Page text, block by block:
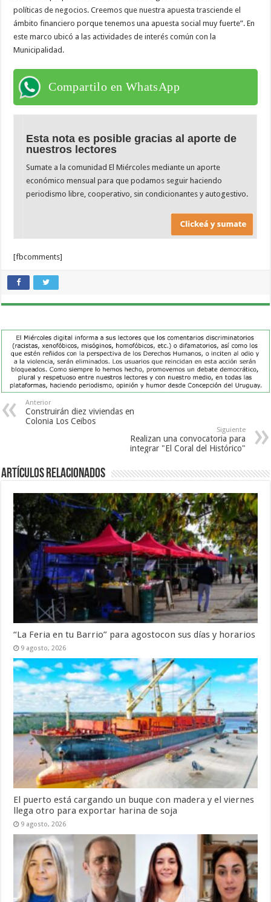
políticas de negocios. Creemos que nuestra apuesta trasciende el
ámbito financiero porque tenemos una apuesta social muy fuerte”. En
este marco ubicó a las actividades de interés común con la
Municipalidad.
Compartilo en WhatsApp
Esta nota es posible gracias al aporte de
nuestros lectores
Sumate a la comunidad El Miércoles mediante un aporte
económico mensual para que podamos seguir haciendo
periodismo libre, cooperativo, sin condicionantes y autogestivo.
[fbcomments]
Anterior
Construirán diez viviendas en
Colonia Los Ceibos
Siguiente
Realizan una convocatoria para
integrar "El Coral del Histórico"
Artículos Relacionados
“La Feria en tu Barrio” para agostocon sus días y horarios
9 agosto, 2026
El puerto está cargando un buque con madera y el viernes
llega otro para exportar harina de soja
9 agosto, 2026